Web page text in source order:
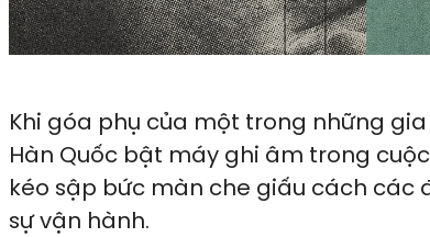
Khi góa phụ của một trong những
Hàn Quốc bật máy ghi âm trong
kéo sập bức màn che giấu cách các
sự vận hành.